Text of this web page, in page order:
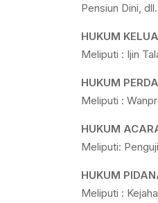
Pensiun Dini, dll.
HUKUM
Meliputi : Ijin
HUKUM
Meliputi :
HUKUM
Meliputi:
HUKUM
Meliputi :